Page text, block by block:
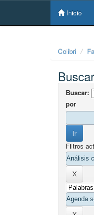
Skip
Inicio
Colibri
Buscar
Buscar:
por
Filtros